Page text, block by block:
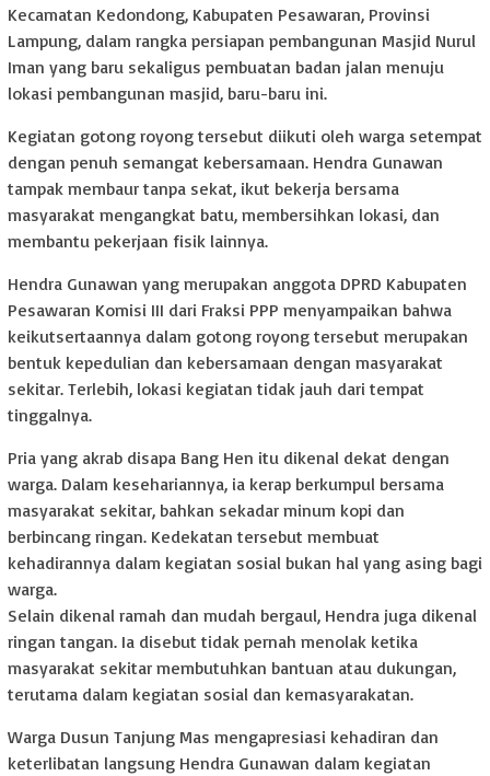
Kecamatan Kedondong, Kabupaten Pesawaran, Provinsi
Lampung, dalam rangka persiapan pembangunan Masjid Nurul
Iman yang baru sekaligus pembuatan badan jalan menuju
lokasi pembangunan masjid, baru-baru ini.
Kegiatan gotong royong tersebut diikuti oleh warga setempat
dengan penuh semangat kebersamaan. Hendra Gunawan
tampak membaur tanpa sekat, ikut bekerja bersama
masyarakat mengangkat batu, membersihkan lokasi, dan
membantu pekerjaan fisik lainnya.
Hendra Gunawan yang merupakan anggota DPRD Kabupaten
Pesawaran Komisi III dari Fraksi PPP menyampaikan bahwa
keikutsertaannya dalam gotong royong tersebut merupakan
bentuk kepedulian dan kebersamaan dengan masyarakat
sekitar. Terlebih, lokasi kegiatan tidak jauh dari tempat
tinggalnya.
Pria yang akrab disapa Bang Hen itu dikenal dekat dengan
warga. Dalam kesehariannya, ia kerap berkumpul bersama
masyarakat sekitar, bahkan sekadar minum kopi dan
berbincang ringan. Kedekatan tersebut membuat
kehadirannya dalam kegiatan sosial bukan hal yang asing bagi
warga.
Selain dikenal ramah dan mudah bergaul, Hendra juga dikenal
ringan tangan. Ia disebut tidak pernah menolak ketika
masyarakat sekitar membutuhkan bantuan atau dukungan,
terutama dalam kegiatan sosial dan kemasyarakatan.
Warga Dusun Tanjung Mas mengapresiasi kehadiran dan
keterlibatan langsung Hendra Gunawan dalam kegiatan